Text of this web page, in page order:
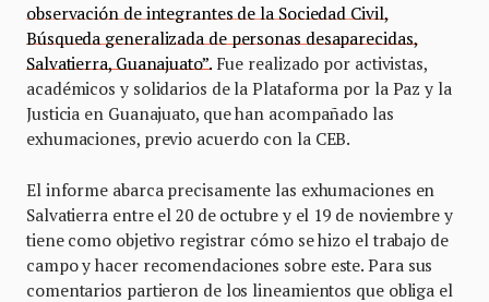
observación de integrantes de la Sociedad Civil,
Búsqueda generalizada de personas desaparecidas,
Salvatierra, Guanajuato”.Fue realizado por activistas,
académicos y solidarios de la Plataforma por la Paz y la
Justicia en Guanajuato, que han acompañado las
exhumaciones, previo acuerdo con la CEB.
El informe abarca precisamente las exhumaciones en
Salvatierra entre el 20 de octubre y el 19 de noviembre y
tiene como objetivo registrar cómo se hizo el trabajo de
campo y hacer recomendaciones sobre este. Para sus
comentarios partieron de los lineamientos que obliga el